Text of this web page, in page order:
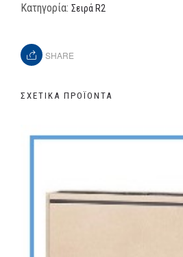
Κατηγορία: Σειρά R2
SHARE
ΣΧΕΤΙΚΆ ΠΡΟΪΌΝΤΑ